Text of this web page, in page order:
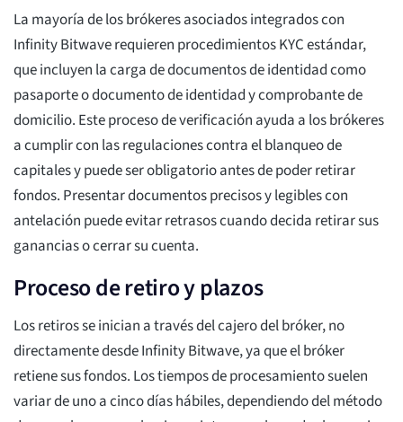
La mayoría de los brókeres asociados integrados con
Infinity Bitwave requieren procedimientos KYC estándar,
que incluyen la carga de documentos de identidad como
pasaporte o documento de identidad y comprobante de
domicilio. Este proceso de verificación ayuda a los brókeres
a cumplir con las regulaciones contra el blanqueo de
capitales y puede ser obligatorio antes de poder retirar
fondos. Presentar documentos precisos y legibles con
antelación puede evitar retrasos cuando decida retirar sus
ganancias o cerrar su cuenta.
Proceso de retiro y plazos
Los retiros se inician a través del cajero del bróker, no
directamente desde Infinity Bitwave, ya que el bróker
retiene sus fondos. Los tiempos de procesamiento suelen
variar de uno a cinco días hábiles, dependiendo del método